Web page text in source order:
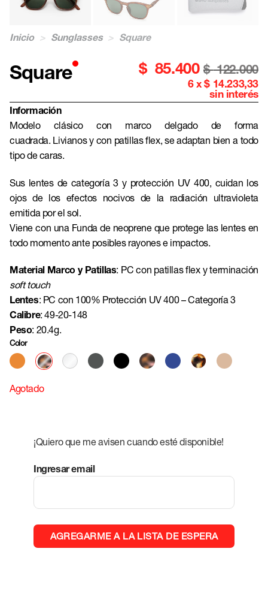
Inicio > Sunglasses > Square
Square $ 85.400 $ 122.000
6 x $ 14.233,33
sin interés
Información
Modelo clásico con marco delgado de forma
cuadrada. Livianos y con patillas flex, se adaptan bien a todo
tipo de caras.
Sus lentes de categoría 3 y protección UV 400, cuidan los
ojos de los efectos nocivos de la radiación ultravioleta
emitida por el sol.
Viene con una Funda de neoprene que protege las lentes en
todo momento ante posibles rayones e impactos.
Material Marco y Patillas: PC con patillas flex y terminación
soft touch
Lentes: PC con 100% Protección UV 400 – Categoría 3
Calibre: 49-20-148
Peso: 20.4g.
Color
Agotado
¡Quiero que me avisen cuando esté disponible!
Ingresar email